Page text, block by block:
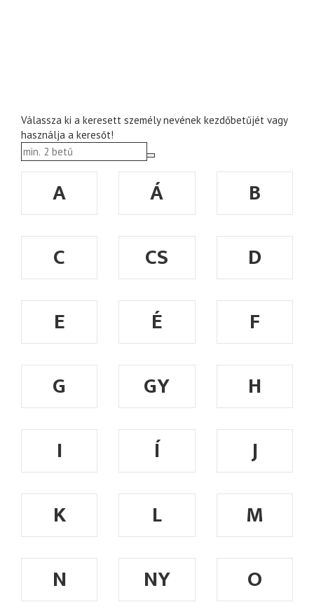
Válassza ki a keresett személy nevének kezdőbetűjét vagy
használja a keresőt!
A Á
B
C
CS
D
E
É
F
G
GY
H
I
Í
J
K
L
M
N
NY O